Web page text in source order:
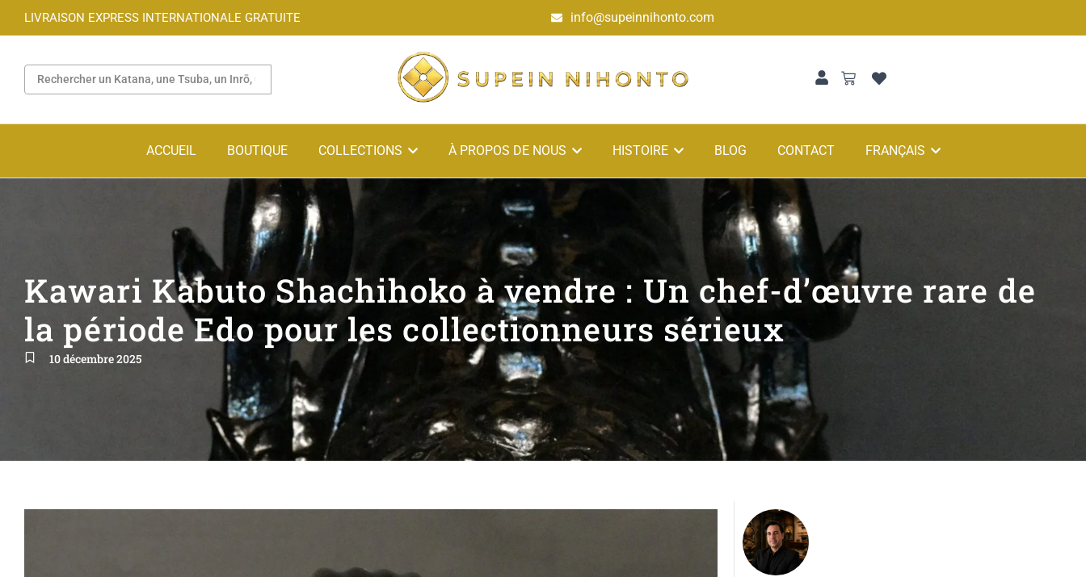
LIVRAISON EXPRESS INTERNATIONALE GRATUITE info@supeinnihonto.com
ACCUEIL BOUTIQUE COLLECTIONS À PROPOS DE NOUS HISTOIRE BLOG CONTACT FRANÇAIS
Kawari Kabuto Shachihoko à vendre : Un chef-d’œuvre rare de
la période Edo pour les collectionneurs sérieux
10 décembre 2025